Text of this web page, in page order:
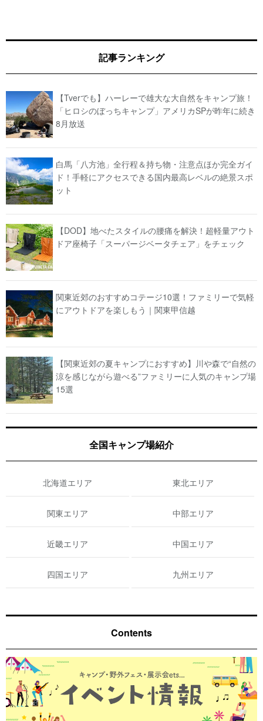
記事ランキング
【Tverでも】ハーレーで雄大な大自然をキャンプ旅！
「ヒロシのぼっちキャンプ」アメリカSPが昨年に続き
8月放送
白馬「八方池」全行程＆持ち物・注意点ほか完全ガイ
ド！手軽にアクセスできる国内最高レベルの絶景スポ
ット
【DOD】地べたスタイルの腰痛を解決！超軽量アウト
ドア座椅子「スーパージベータチェア」をチェック
関東近郊のおすすめコテージ10選！ファミリーで気軽
にアウトドアを楽しもう｜関東甲信越
【関東近郊の夏キャンプにおすすめ】川や森で“自然の
涼を感じながら遊べる”ファミリーに人気のキャンプ場
15選
全国キャンプ場紹介
北海道エリア 東北エリア
関東エリア 中部エリア
近畿エリア 中国エリア
四国エリア 九州エリア
Contents